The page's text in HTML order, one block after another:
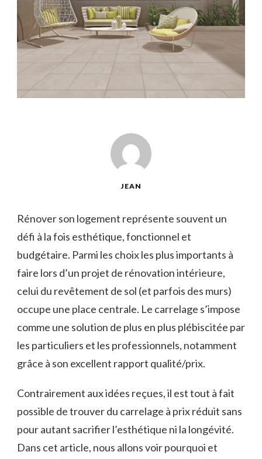
JEAN
Rénover son logement représente souvent un
défi à la fois esthétique, fonctionnel et
budgétaire. Parmi les choix les plus importants à
faire lors d’un projet de rénovation intérieure,
celui du revêtement de sol (et parfois des murs)
occupe une place centrale. Le carrelage s’impose
comme une solution de plus en plus plébiscitée par
les particuliers et les professionnels, notamment
grâce à son excellent rapport qualité/prix.
Contrairement aux idées reçues, il est tout à fait
possible de trouver du carrelage à prix réduit sans
pour autant sacrifier l’esthétique ni la longévité.
Dans cet article, nous allons voir pourquoi et